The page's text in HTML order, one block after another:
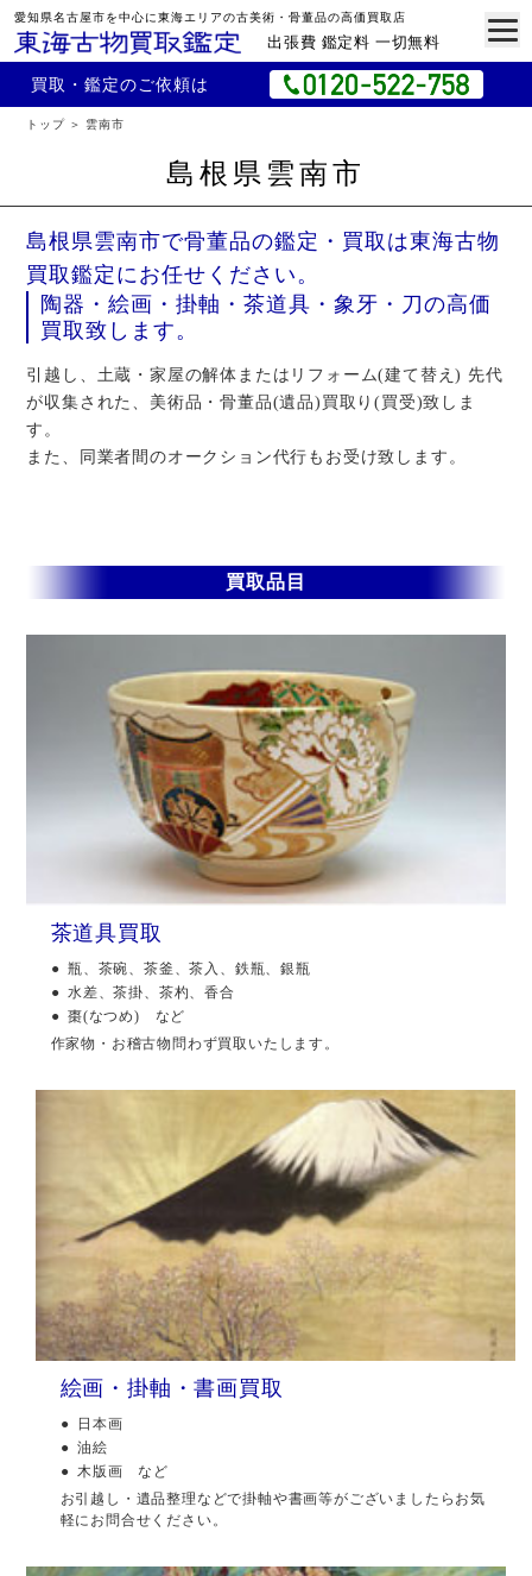
愛知県名古屋市を中心に東海エリアの古美術・骨董品の高価買取店
出張費 鑑定料 一切無料
買取・鑑定のご依頼は
トップ 雲南市
島根県雲南市
島根県雲南市で骨董品の鑑定・買取は東海古物
買取鑑定にお任せください。
陶器・絵画・掛軸・茶道具・象牙・刀の高価
買取致します。
引越し、土蔵・家屋の解体またはリフォーム(建て替え) 先代
が収集された、美術品・骨董品(遺品)買取り(買受)致しま
す。
また、同業者間のオークション代行もお受け致します。
買取品目
茶道具買取
瓶、茶碗、茶釜、茶入、鉄瓶、銀瓶
水差、茶掛、茶杓、香合
棗(なつめ) など
作家物・お稽古物問わず買取いたします。
絵画・掛軸・書画買取
日本画
油絵
木版画 など
お引越し・遺品整理などで掛軸や書画等がございましたらお気
軽にお問合せください。